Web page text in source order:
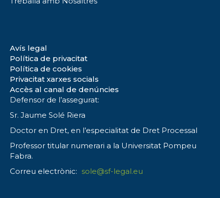
Avís legal
Política de privacitat
Política de cookies
Privacitat xarxes socials
Accès al canal de denúncies
Defensor de l’assegurat:
Sr. Jaume Solé Riera
Doctor en Dret, en l’especialitat de Dret Processal
Professor titular numerari a la Universitat Pompeu
Fabra.
Correu electrònic: sole@sf-legal.eu